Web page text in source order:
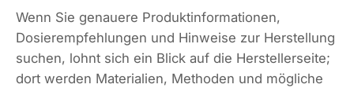
Wenn Sie genauere Produktinformationen,
Dosierempfehlungen und Hinweise zur Herstellung
suchen, lohnt sich ein Blick auf die Herstellerseite;
dort werden Materialien, Methoden und mögliche